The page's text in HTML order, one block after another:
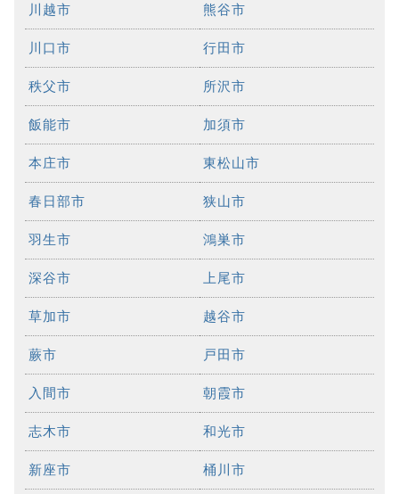
川越市 熊谷市
川口市 行田市
秩父市 所沢市
飯能市 加須市
本庄市 東松山市
春日部市 狭山市
羽生市 鴻巣市
深谷市 上尾市
草加市 越谷市
蕨市 戸田市
入間市 朝霞市
志木市 和光市
新座市 桶川市